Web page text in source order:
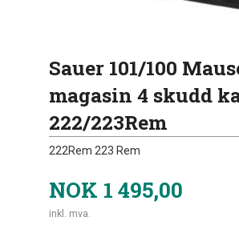
Sauer 101/100
magasin 4 skudd
222/223Rem
222Rem 223 Rem
NOK 1 495,00
inkl. mva.